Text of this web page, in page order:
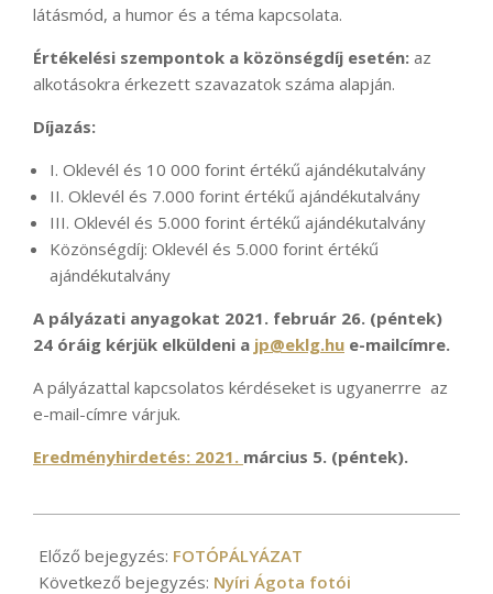
látásmód, a humor és a téma kapcsolata.
Értékelési szempontok a közönségdíj esetén: az
alkotásokra érkezett szavazatok száma alapján.
Díjazás:
I. Oklevél és 10 000 forint értékű ajándékutalvány
II. Oklevél és 7.000 forint értékű ajándékutalvány
III. Oklevél és 5.000 forint értékű ajándékutalvány
Közönségdíj: Oklevél és 5.000 forint értékű
ajándékutalvány
A pályázati anyagokat 2021. február 26. (péntek)
24 óráig kérjük elküldeni a jp@eklg.hu e-mailcímre.
A pályázattal kapcsolatos kérdéseket is ugyanerrre az
e-mail-címre várjuk.
Eredményhirdetés: 2021. március 5. (péntek).
02-
02
Előző bejegyzés: FOTÓPÁLYÁZAT
Következő bejegyzés: Nyíri Ágota fotói